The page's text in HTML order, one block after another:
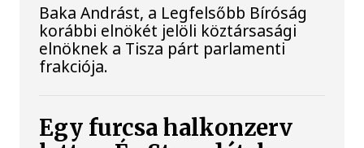
Baka Andrást, a Legfelsőbb Bíróság
korábbi elnökét jelöli köztársasági
elnöknek a Tisza párt parlamenti
frakciója.
Egy furcsa halkonzerv